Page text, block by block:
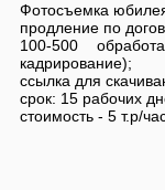
Фотосъемка
продление по
100-500
кадрирование);
ссылка для
срок: 15 рабочих
стоимость - 5 т.р/